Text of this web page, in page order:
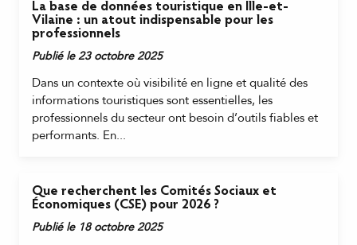
La base de données touristique en Ille-et-
Vilaine : un atout indispensable pour les
professionnels
Publié le 23 octobre 2025
Dans un contexte où visibilité en ligne et qualité des
informations touristiques sont essentielles, les
professionnels du secteur ont besoin d’outils fiables et
performants. En...
Que recherchent les Comités Sociaux et
Économiques (CSE) pour 2026 ?
Publié le 18 octobre 2025